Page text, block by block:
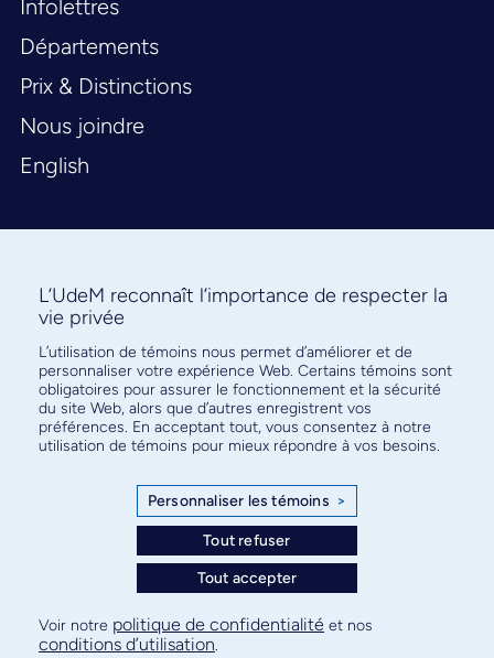
Infolettres
Départements
Prix & Distinctions
Nous joindre
English
Abonnez-vous à notre infolettre
pour connaître l’actualité facultaire
Plan de site
Confidentialité
L’UdeM reconnaît l’importance de respecter la
vie privée
L’utilisation de témoins nous permet d’améliorer et de
personnaliser votre expérience Web. Certains témoins sont
obligatoires pour assurer le fonctionnement et la sécurité
du site Web, alors que d’autres enregistrent vos
préférences. En acceptant tout, vous consentez à notre
utilisation de témoins pour mieux répondre à vos besoins.
Personnaliser les témoins >
Tout refuser
Tout accepter
Voir notre politique de confidentialité et nos
conditions d’utilisation.